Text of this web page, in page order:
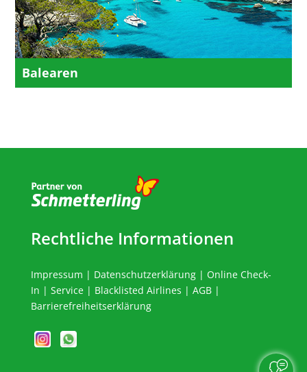
Balearen
Rechtliche Informationen
Impressum | Datenschutzerklärung| Online Check-
In | Service| Blacklisted Airlines | AGB|
Barrierefreiheitserklärung